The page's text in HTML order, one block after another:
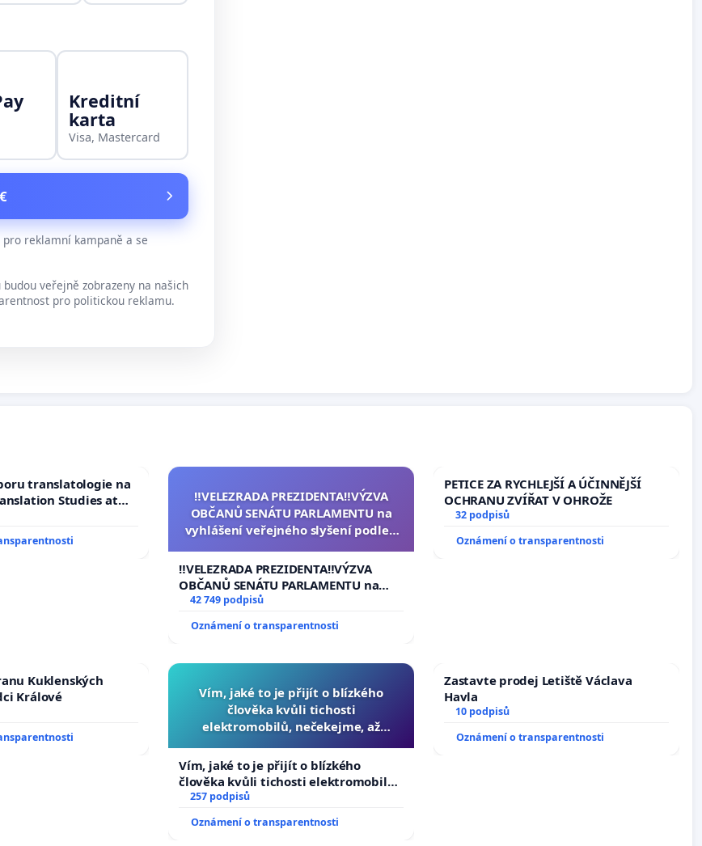
Kreditní
karta
Visa, Mastercard
reklamní kampaně a se
veřejně zobrazeny na našich
pro politickou reklamu.
translatologie na
Studies at
Charles
‼️VELEZRADA PREZIDENTA‼️VÝZVA
OBČANŮ SENÁTU PARLAMENTU na
vyhlášení veřejného slyšení podle §
na přijetí usnesení k podání ústavní
žaloby na prezidenta republiky
‼️VELEZRADA PREZIDENTA‼️VÝZVA
OBČANŮ SENÁTU PARLAMENTU na
vyhlášení veřejného slyšení podle §
na přijetí usnesení k podání ústavní
42 749 podpisů
Oznámení o transparentnosti
PETICE ZA RYCHLEJŠÍ A ÚČINNĚJŠÍ
OCHRANU ZVÍŘAT V OHROŽE
32 podpisů
Oznámení o transparentnosti
Kuklenských
Králové
Vím, jaké to je přijít o blízkého
člověka kvůli tichosti
elektromobilů, nečekejme, až
auta!
Vím, jaké to je přijít o blízkého
člověka kvůli tichosti elektromobilů,
nečekejme, až přibydou další,
257 podpisů
Oznámení o transparentnosti
Zastavte prodej Letiště Václava
Havla
10 podpisů
Oznámení o transparentnosti